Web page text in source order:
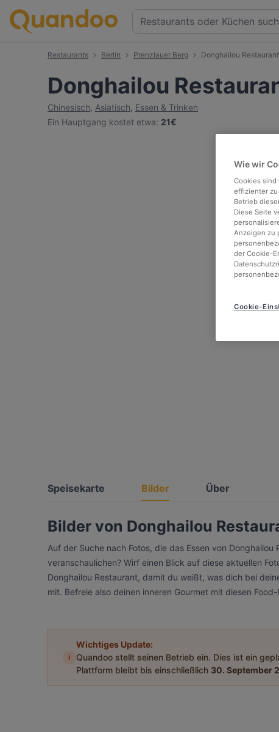
Restaurants Berlin Prenzlauer Berg Donghailou Restaurant
Donghailou
Chinesisch, Asiatisch, Essen & Trinken
Ein Hauptgang kostet etwa: 21€
Speisekarte Bilder Über
Bilder von Donghailou
Auf der Suche nach Fotos, die das Essen von
veranschaulichen? Wirf einen Blick auf diese aktuellen
Donghailou Restaurant, damit du weißt, was dich bei
mit. Befreie also deinen inneren Gourmet mit diesen
i
Wichtiges Update:
Quandoo stellt seinen Betrieb ein. Dies ist ein
Plattform bleibt bis einschließlich 30. September
Wie wir
Cookies sind
effizienter zu
Betrieb
Diese Seite
Anzeigen zu
der Cookie-
Cookie-